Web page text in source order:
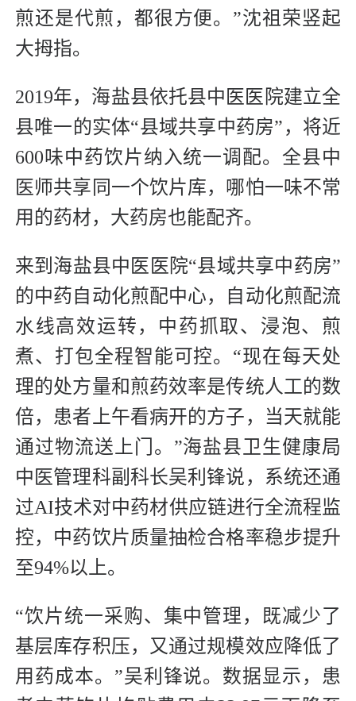
煎还是代煎，都很方便。”沈祖荣竖起
大拇指。
2019年，海盐县依托县中医医院建立全
县唯一的实体“县域共享中药房”，将近
600味中药饮片纳入统一调配。全县中
医师共享同一个饮片库，哪怕一味不常
用的药材，大药房也能配齐。
来到海盐县中医医院“县域共享中药房”
的中药自动化煎配中心，自动化煎配流
水线高效运转，中药抓取、浸泡、煎
煮、打包全程智能可控。“现在每天处
理的处方量和煎药效率是传统人工的数
倍，患者上午看病开的方子，当天就能
通过物流送上门。”海盐县卫生健康局
中医管理科副科长吴利锋说，系统还通
过AI技术对中药材供应链进行全流程监
控，中药饮片质量抽检合格率稳步提升
至94%以上。
“饮片统一采购、集中管理，既减少了
基层库存积压，又通过规模效应降低了
用药成本。”吴利锋说。数据显示，患